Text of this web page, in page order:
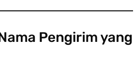
Pengirim yang